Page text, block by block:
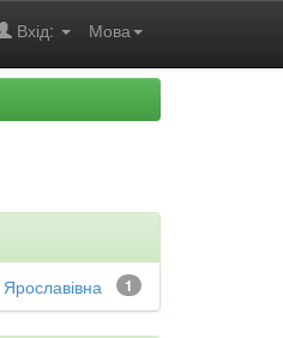
Мова
Вхід:
1